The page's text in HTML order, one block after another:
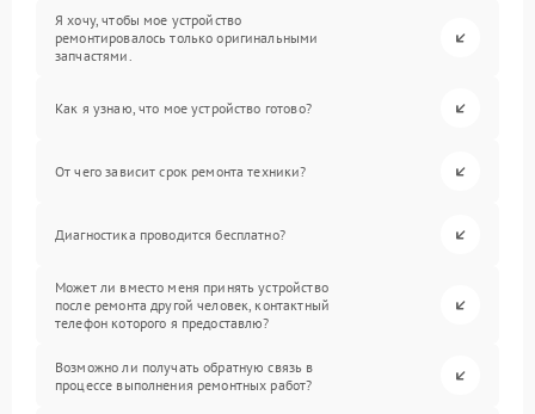
Я хочу, чтобы мое устройство
ремонтировалось только оригинальными
запчастями.
Как я узнаю, что мое устройство готово?
От чего зависит срок ремонта техники?
Диагностика проводится бесплатно?
Может ли вместо меня принять устройство
после ремонта другой человек, контактный
телефон которого я предоставлю?
Возможно ли получать обратную связь в
процессе выполнения ремонтных работ?